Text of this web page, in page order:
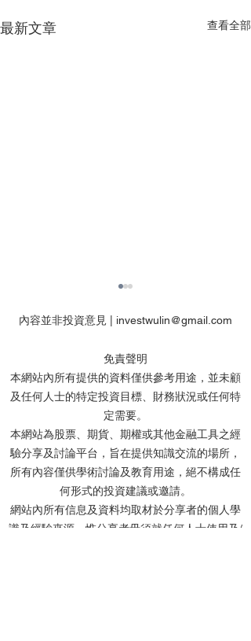
最新文章 查看全部
【特工】恒指何時才讓我
改變看法?港股watchlist走
勢策略update
內容並非投資意見 | investwulin@gmail.com
免責聲明
本網站內所有提供的資料僅供參考用途，並未顧
及任何人士的特定投資目標、財務狀況或任何特
定需要。
本網站為股票、期貨、期權或其他金融工具之經
驗分享及討論平台，旨在提供知識交流的場所，
所有內容僅供學術討論及教育用途，絕不構成任
何形式的投資建議或邀請。
網站內所有信息及資料均取材於分享者的個人學
識及經驗來源，惟分享者毋須就任何人士使用及/